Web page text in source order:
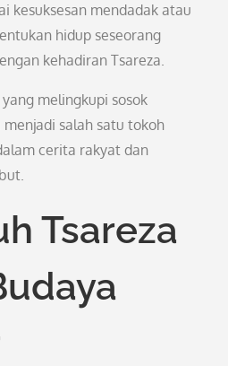
kesuksesan mendadak atau
hidup seseorang
kehadiran Tsareza.
melingkupi sosok
salah satu tokoh
cerita rakyat dan
Tsareza